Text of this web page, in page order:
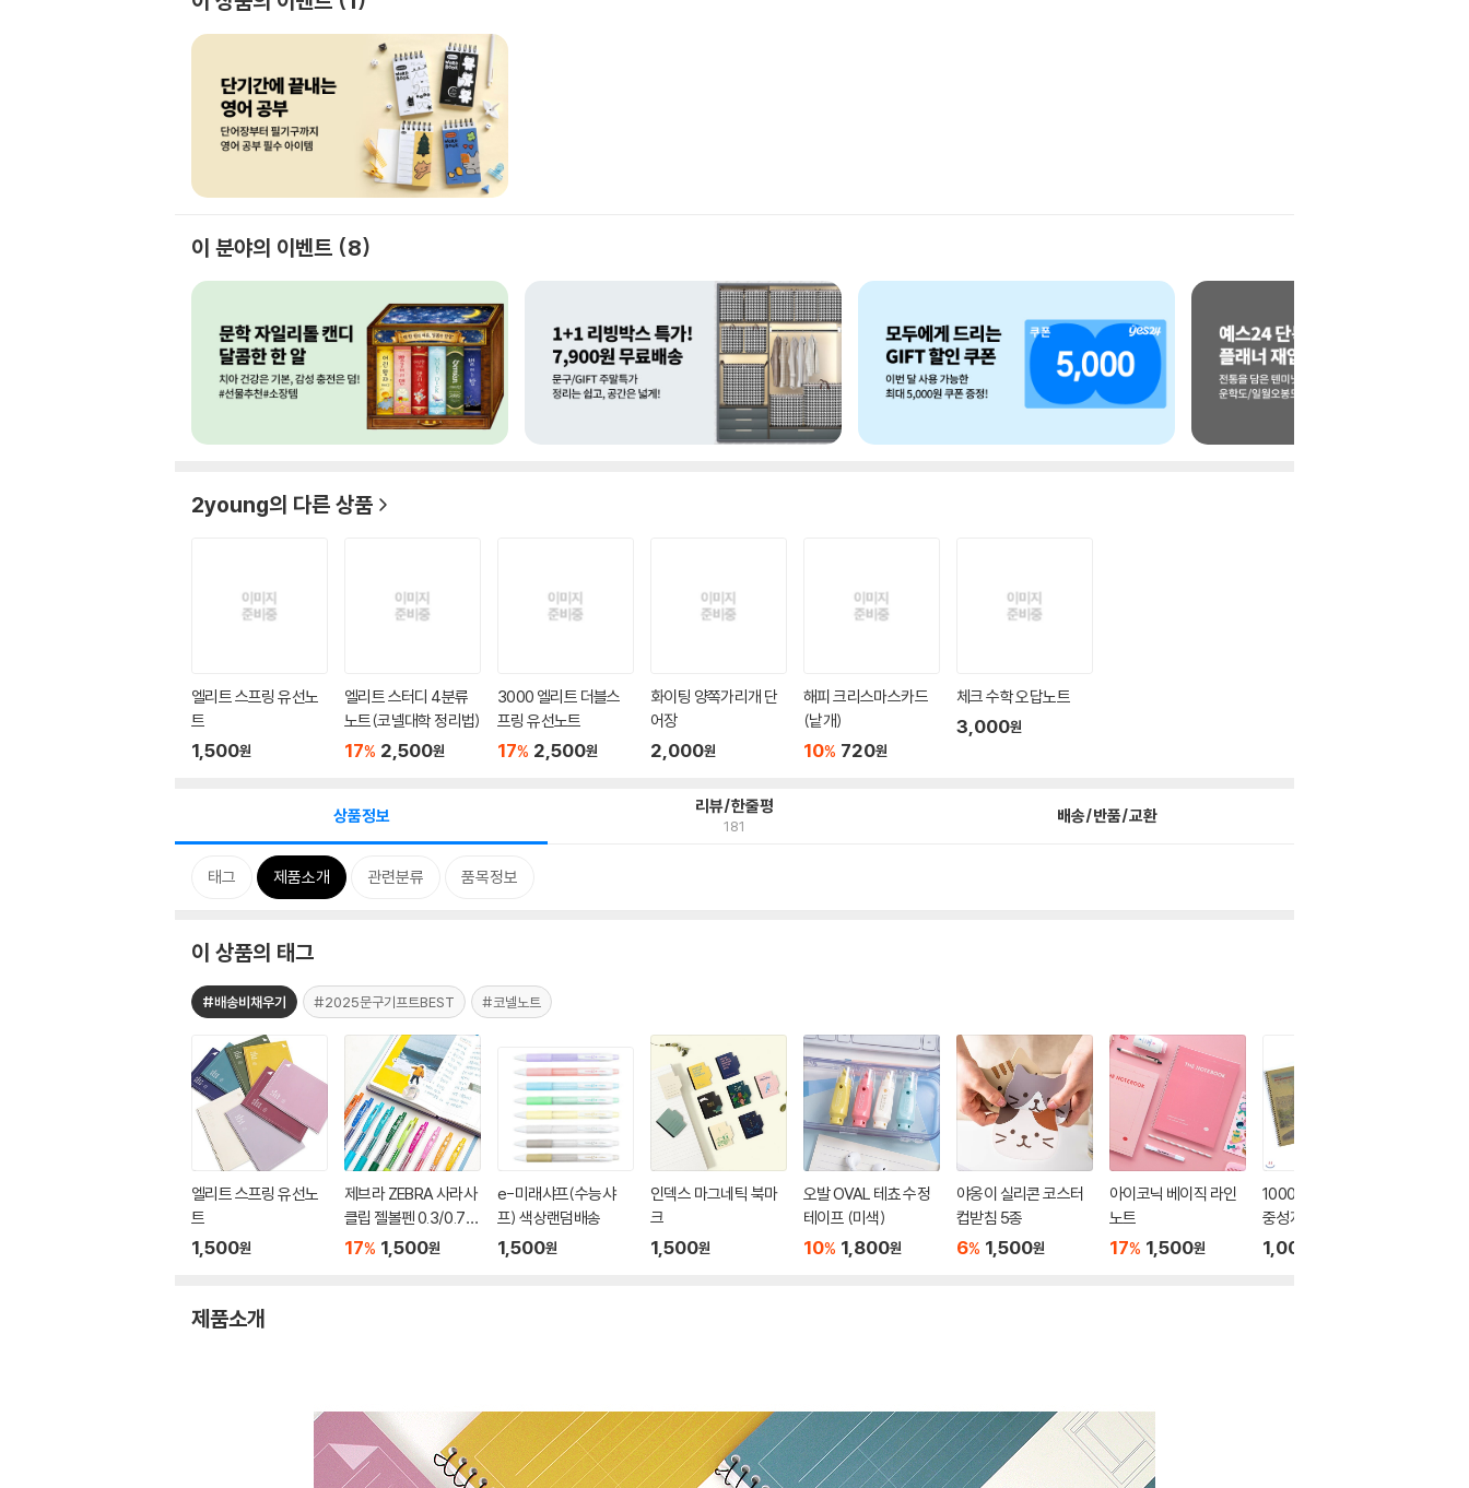
이 분야의 이벤트 8
2young의 다른 상품
엘리트 스프링 유선노
트
1,500원
엘리트 스터디 4분류
노트(코넬대학 정리법)
17% 2,500원
3000 엘리트 더블스
프링 유선노트
17% 2,500원
화이팅 양쪽가리개 단
어장
2,000원
해피 크리스마스카드
(낱개)
10% 720원
체크 수학 오답노트
3,000원
상품정보 리뷰/한줄평
181 배송/반품/교환
태그 제품소개 관련분류 품목정보
이 상품의 태그
#배송비채우기 #2025문구기프트BEST #코넬노트
엘리트 스프링 유선노
트
1,500원
제브라 ZEBRA 사라사
클립 젤볼펜 0.3/0.7m
m
17% 1,500원
e-미래샤프(수능샤
프) 색상랜덤배송
1,500원
인덱스 마그네틱 북마
크
1,500원
오발 OVAL 테쵸 수정
테이프 (미색)
10% 1,800원
야옹이 실리콘 코스터
컵받침 5종
6% 1,500원
아이코닉 베이직 라인
노트
17% 1,500원
1000 고려대/연세대
중성지 연습장(28매)-
랜덤발송-
1,000
제품소개